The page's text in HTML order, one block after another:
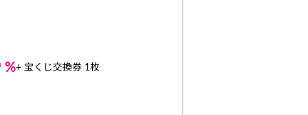
%+ 宝くじ交換券 1枚